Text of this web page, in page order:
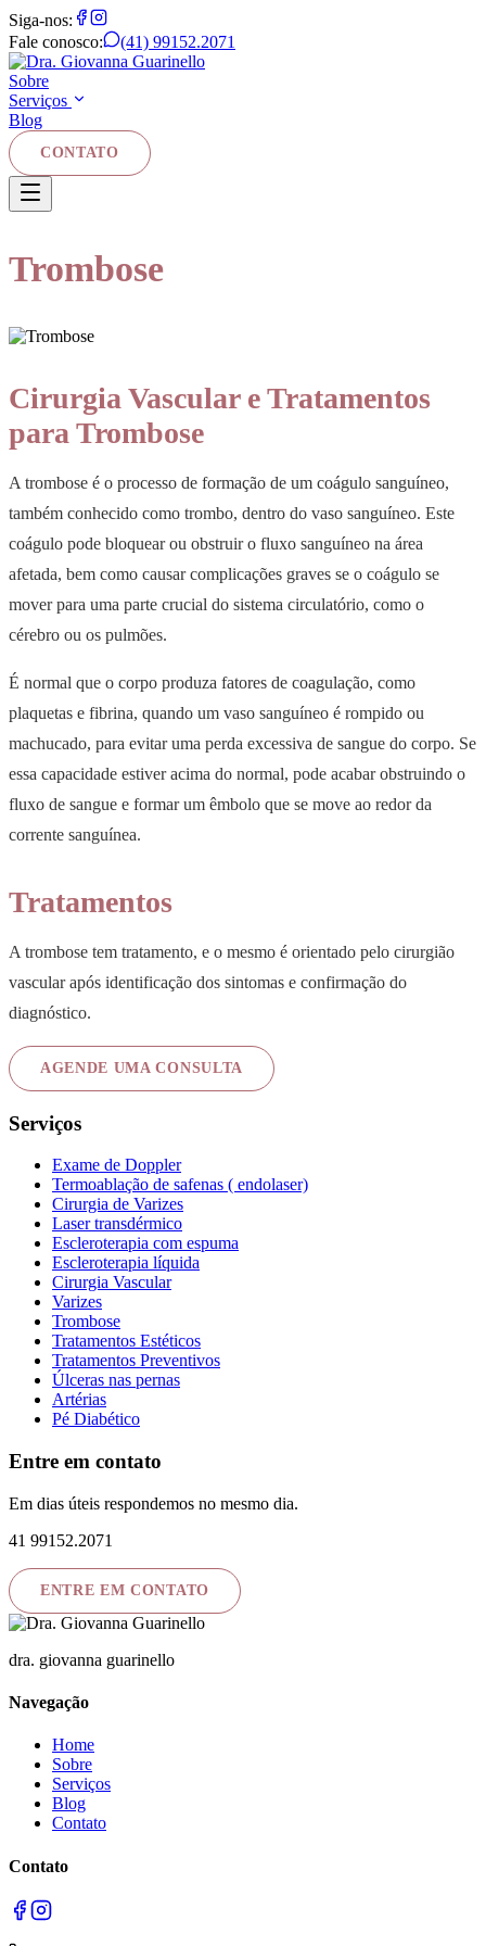
Siga-nos:
Fale conosco:
(41) 99152.2071
Sobre
Serviços
Blog
CONTATO
Trombose
Cirurgia Vascular e Tratamentos
para Trombose
A trombose é o processo de formação de um coágulo sanguíneo,
também conhecido como trombo, dentro do vaso sanguíneo. Este
coágulo pode bloquear ou obstruir o fluxo sanguíneo na área
afetada, bem como causar complicações graves se o coágulo se
mover para uma parte crucial do sistema circulatório, como o
cérebro ou os pulmões.
É normal que o corpo produza fatores de coagulação, como
plaquetas e fibrina, quando um vaso sanguíneo é rompido ou
machucado, para evitar uma perda excessiva de sangue do corpo. Se
essa capacidade estiver acima do normal, pode acabar obstruindo o
fluxo de sangue e formar um êmbolo que se move ao redor da
corrente sanguínea.
Tratamentos
A trombose tem tratamento, e o mesmo é orientado pelo cirurgião
vascular após identificação dos sintomas e confirmação do
diagnóstico.
AGENDE UMA CONSULTA
Serviços
Exame de Doppler
Termoablação de safenas ( endolaser)
Cirurgia de Varizes
Laser transdérmico
Escleroterapia com espuma
Escleroterapia líquida
Cirurgia Vascular
Varizes
Trombose
Tratamentos Estéticos
Tratamentos Preventivos
Úlceras nas pernas
Artérias
Pé Diabético
Entre em contato
Em dias úteis respondemos no mesmo dia.
41 99152.2071
ENTRE EM CONTATO
dra. giovanna guarinello
Navegação
Home
Sobre
Serviços
Blog
Contato
Contato